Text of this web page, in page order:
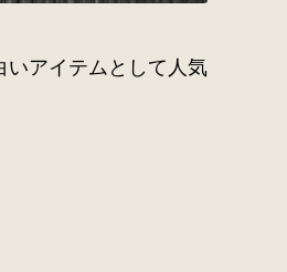
いアイテムとして人気